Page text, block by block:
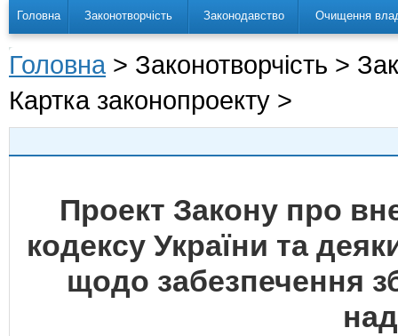
Головна Законотворчість Законодавство Очищення
Головна > Законотворчість >
Картка законопроекту >
Проект Закону про
кодексу України та
щодо забезпечення